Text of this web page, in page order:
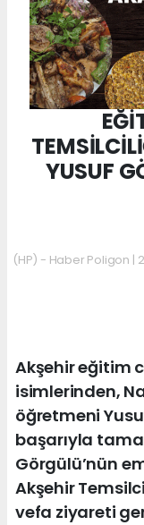
YUSUF
(HP) - Haber Poligon |
Akşehir eğitim
isimlerinden,
öğretmeni
başarıyla
Görgülü’nün
Akşehir
vefa ziyareti